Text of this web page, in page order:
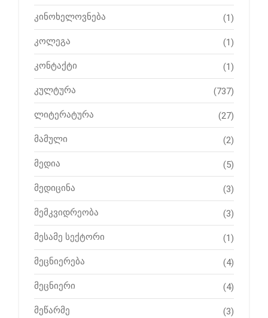
კინოხელოვნება (1)
კოლეგა (1)
კონტაქტი (1)
კულტურა (737)
ლიტერატურა (27)
მამული (2)
მედია (5)
მედიცინა (3)
მემკვიდრეობა (3)
მესამე სექტორი (1)
მეცნიერება (4)
მეცნიერი (4)
მეწარმე (3)